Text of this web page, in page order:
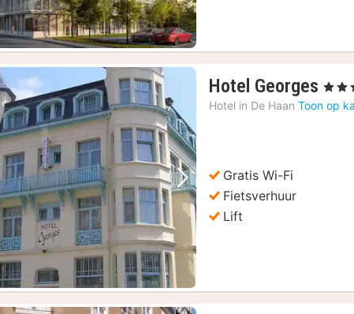
Vorige foto Volgende foto
Hotel Georges 1
, 3
Hotel in De Haan Toon op
Gratis Wi-Fi
Fietsverhuur
Lift